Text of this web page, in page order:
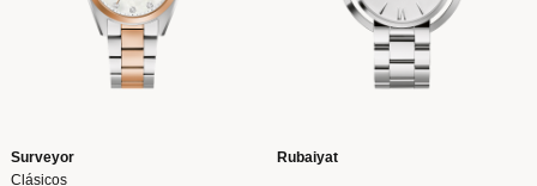
Surveyor
Clásicos
Rubaiyat